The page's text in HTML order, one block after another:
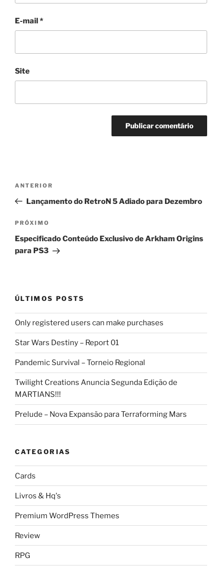
E-mail*
Site
Post
Post
anterior
ANTERIOR
Lançamento do RetroN 5 Adiado para Dezembro
Próximo
post
PRÓXIMO
Especificado Conteúdo Exclusivo de Arkham Origins
para PS3
ÚLTIMOS POSTS
Only registered users can make purchases
Star Wars Destiny – Report 01
Pandemic Survival – Torneio Regional
Twilight Creations Anuncia Segunda Edição de
MARTIANS!!!
Prelude – Nova Expansão para Terraforming Mars
CATEGORIAS
Cards
Livros & Hq's
Premium WordPress Themes
Review
RPG